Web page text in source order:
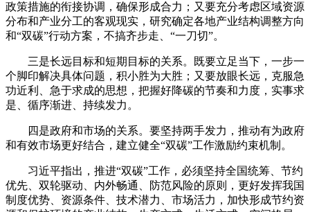
政策措施的衔接协调，确保形成合力；又要充分考虑区域资源
分布和产业分工的客观现实，研究确定各地产业结构调整方向
和“双碳”行动方案，不搞齐步走、“一刀切”。
三是长远目标和短期目标的关系。既要立足当下，一步一
个脚印解决具体问题，积小胜为大胜；又要放眼长远，克服急
功近利、急于求成的思想，把握好降碳的节奏和力度，实事求
是、循序渐进、持续发力。
四是政府和市场的关系。要坚持两手发力，推动有为政府
和有效市场更好结合，建立健全“双碳”工作激励约束机制。
习近平指出，推进“双碳”工作，必须坚持全国统筹、节约
优先、双轮驱动、内外畅通、防范风险的原则，更好发挥我国
制度优势、资源条件、技术潜力、市场活力，加快形成节约资